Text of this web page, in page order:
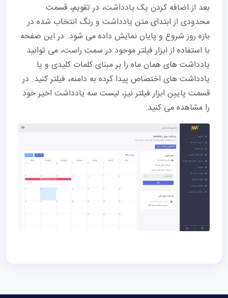
بعد از اضافه کردن یک یادداشت، در تقویم، قسمت
محدودی از ابتدای متن یادداشت و رنگ انتخاب شده در
بازه روز شروع و پایان نمایش داده می شود. در این صفحه
با استفاده از ابزار فیلتر موجود در سمت راست، می توانید
یادداشت های همان ماه را بر مبنای کلمات کلیدی و یا
یادداشت های اختصاص پیدا کرده به دامنه، فیلتر کنید. در
قسمت پایین ابزار فیلتر نیز، لیست سه یادداشت اخیر خود
را مشاهده می کنید.